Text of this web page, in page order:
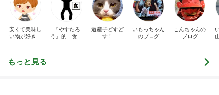
もっと見る